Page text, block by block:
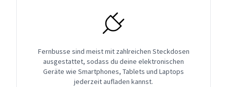
Fernbusse sind meist mit zahlreichen Steckdosen
ausgestattet, sodass du deine elektronischen
Geräte wie Smartphones, Tablets und Laptops
jederzeit aufladen kannst.